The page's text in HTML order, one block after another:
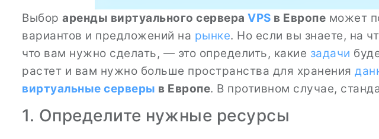
Выбор аренды виртуального сервера VPS в Европе может
вариантов и предложений на рынке. Но если вы знаете, на
что вам нужно сделать, — это определить, какие задачи
растет и вам нужно больше пространства для хранения
виртуальные серверы в Европе. В противном случае,
1. Определите нужные ресурсы